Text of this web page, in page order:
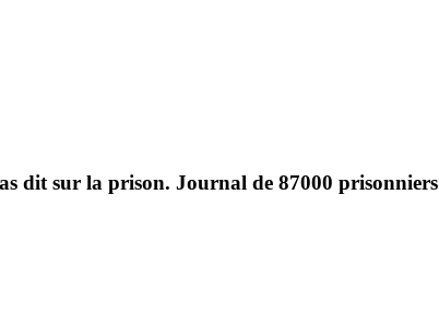
dit sur la prison. Journal de 87000 prisonniers